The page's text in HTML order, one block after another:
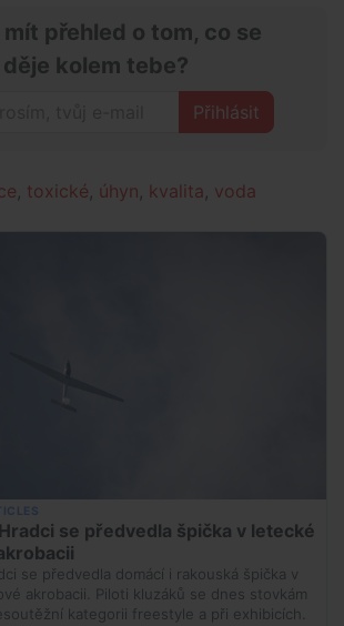
přehled o tom, co se
děje kolem tebe?
Přihlásit
toxické úhyn kvalita voda